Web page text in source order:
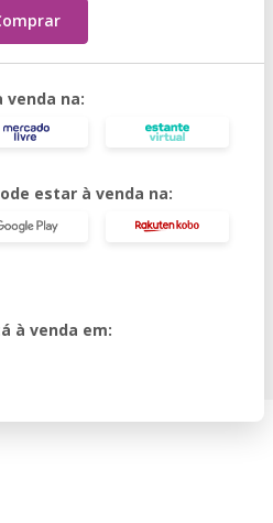
venda na:
estar à venda na:
à venda em: